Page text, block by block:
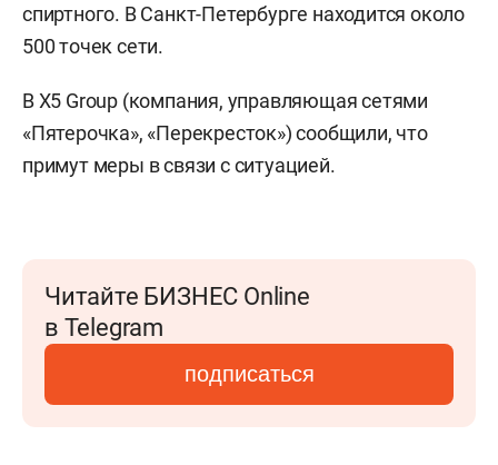
спиртного. В Санкт-Петербурге находится около
500 точек сети.
В Х5 Group (компания, управляющая сетями
«Пятерочка», «Перекресток») сообщили, что
примут меры в связи с ситуацией.
Читайте БИЗНЕС Online
в Telegram
подписаться